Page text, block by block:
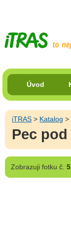
Úvod
iTRAS > Katalog >
Pec
Zobrazujifotku č. 5